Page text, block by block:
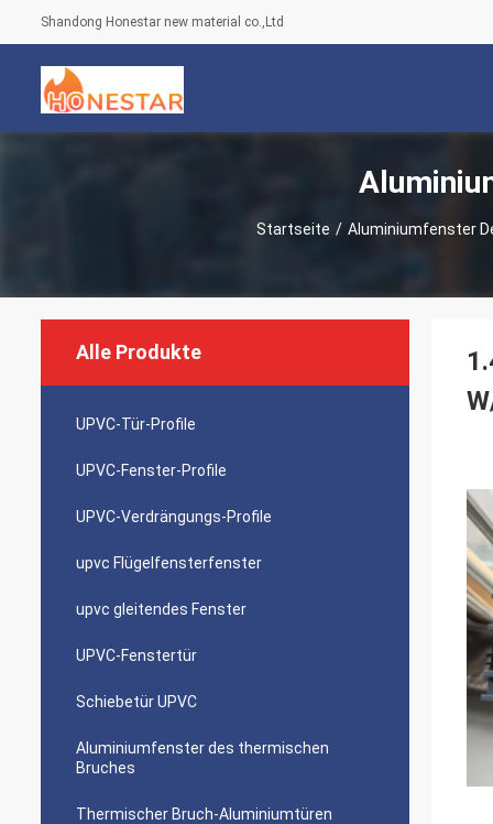
Shandong Honestar new material co.,Ltd
Startseite / Aluminiumfenster
Alle Produkte
UPVC-Tür-Profile
UPVC-Fenster-Profile
UPVC-Verdrängungs-Profile
upvc Flügelfensterfenster
upvc gleitendes Fenster
UPVC-Fenstertür
Schiebetür UPVC
Aluminiumfenster des thermischen
Bruches
Thermischer Bruch-Aluminiumtüren